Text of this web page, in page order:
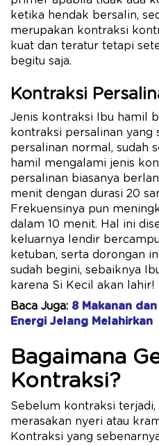
ketika hendak bersalin,
merupakan kontraksi
kuat dan teratur tetapi
begitu saja.
Kontraksi
Jenis kontraksi Ibu hamil
kontraksi persalinan yang
persalinan normal, sudah
hamil mengalami jenis
persalinan biasanya
menit dengan durasi 20
Frekuensinya pun
dalam 10 menit. Hal ini
keluarnya lendir
ketuban, serta dorongan
sudah begini, sebaiknya
karena Si Kecil akan lahir!
Baca Juga: 8 Makanan
Energi Jelang Melahirkan
Bagaimana
Kontraksi?
Sebelum kontraksi terjadi,
merasakan nyeri atau
Kontraksi yang